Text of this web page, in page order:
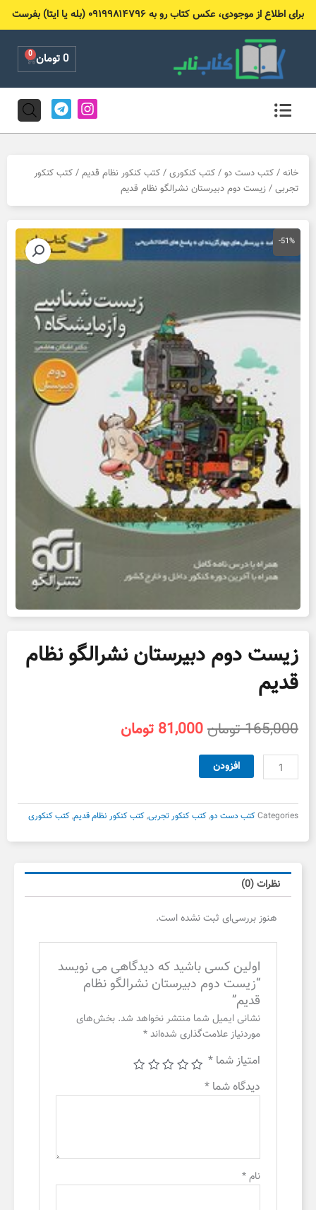
برای اطلاع از موجودی، عکس کتاب رو به ۰۹۱۹۹۸۱۴۷۹۶ (بله یا ایتا) بفرست
0تومان 0
Cart
I
n
s
g
a
T
e
l
r
m
خانه / کتب دست دو / کتب کنکوری / کتب کنکور نظام قدیم / کتب کنکور
تجربی / زیست دوم دبیرستان نشرالگو نظام قدیم
-51%
زیست دوم دبیرستان نشرالگو نظام
قدیم
165,000تومانقیمت
بود.
81,000 تومان
زیست
دوم
نشرالگو
قدیم
افزودن
Categoriesکتب دست دو,کتب کنکور تجربی,کتب کنکور نظام قدیم,کتب کنکوری
نظرات (0)
هنوز بررسی‌ای ثبت نشده است.
اولین کسی باشید که دیدگاهی می نویسد
“زیست دوم دبیرستان نشرالگو نظام
قدیم”
نشانی ایمیل شما منتشر نخواهد شد. بخش‌های
موردنیاز علامت‌گذاری شده‌اند*
امتیاز شما*
دیدگاه شما*
نام*